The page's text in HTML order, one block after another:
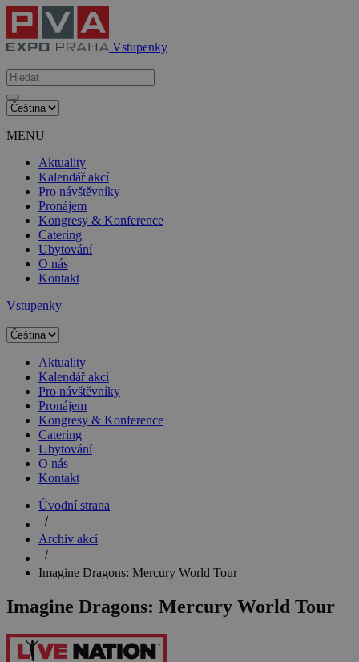
Vstupenky
MENU
Aktuality
Kalendář akcí
Pro návštěvníky
Pronájem
Kongresy & Konference
Catering
Ubytování
O nás
Kontakt
Vstupenky
Aktuality
Kalendář akcí
Pro návštěvníky
Pronájem
Kongresy & Konference
Catering
Ubytování
O nás
Kontakt
Úvodní strana
Archiv akcí
Imagine Dragons: Mercury World Tour
Imagine Dragons: Mercury World Tour